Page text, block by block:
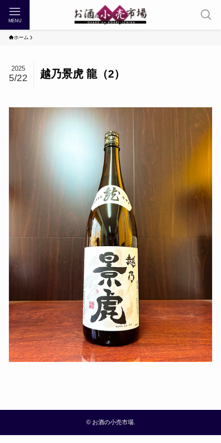
MENU
ホーム
越乃景虎 龍（2）
2025
5/22
©お酒の小売市場.